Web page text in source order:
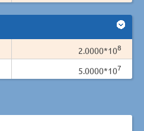
2.0000*108
5.0000*107